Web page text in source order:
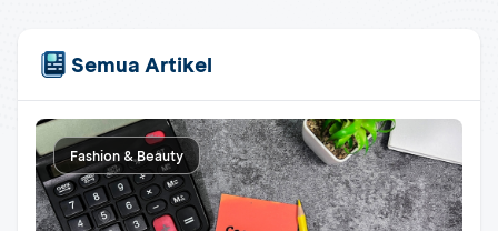
Semua Artikel
Fashion & Beauty